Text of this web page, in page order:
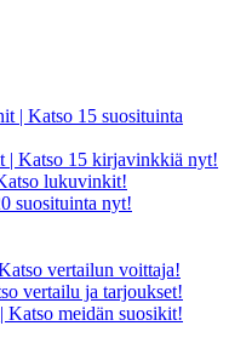
| Katso 15 suosituinta
| Katso 15 kirjavinkkiä nyt!
lukuvinkit!
suosituinta nyt!
vertailun voittaja!
vertailu ja tarjoukset!
Katso meidän suosikit!